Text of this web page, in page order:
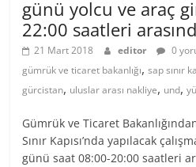
günü yolcu ve araç
22:00 saatleri
21 Mart 2018 editor 0
gümrük ve ticaret bakanlığı,sap sınır
gürcistan, uluslar arası nakliye, und,
Gümrük ve Ticaret
Sınır Kapısı’nda yapılacak
günü saat 08:00-20:00 saatleri